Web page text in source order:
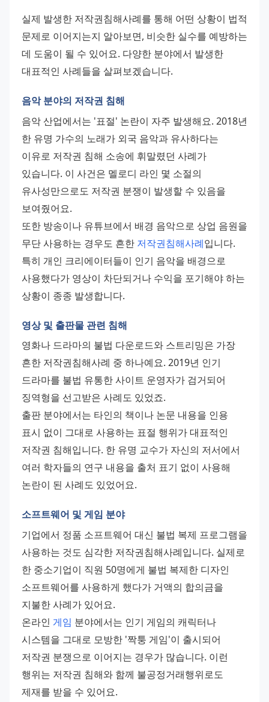
실제 발생한 저작권침해사례를 통해 어떤 상황이 법적
문제로 이어지는지 알아보면, 비슷한 실수를 예방하는
데 도움이 될 수 있어요. 다양한 분야에서 발생한
대표적인 사례들을 살펴보겠습니다.
음악 분야의 저작권 침해
음악 산업에서는 '표절' 논란이 자주 발생해요. 2018년
한 유명 가수의 노래가 외국 음악과 유사하다는
이유로 저작권 침해 소송에 휘말렸던 사례가
있습니다. 이 사건은 멜로디 라인 몇 소절의
유사성만으로도 저작권 분쟁이 발생할 수 있음을
보여줬어요.
또한 방송이나 유튜브에서 배경 음악으로 상업 음원을
무단 사용하는 경우도 흔한 저작권침해사례입니다.
특히 개인 크리에이터들이 인기 음악을 배경으로
사용했다가 영상이 차단되거나 수익을 포기해야 하는
상황이 종종 발생합니다.
영상 및 출판물 관련 침해
영화나 드라마의 불법 다운로드와 스트리밍은 가장
흔한 저작권침해사례 중 하나예요. 2019년 인기
드라마를 불법 유통한 사이트 운영자가 검거되어
징역형을 선고받은 사례도 있었죠.
출판 분야에서는 타인의 책이나 논문 내용을 인용
표시 없이 그대로 사용하는 표절 행위가 대표적인
저작권 침해입니다. 한 유명 교수가 자신의 저서에서
여러 학자들의 연구 내용을 출처 표기 없이 사용해
논란이 된 사례도 있었어요.
소프트웨어 및 게임 분야
기업에서 정품 소프트웨어 대신 불법 복제 프로그램을
사용하는 것도 심각한 저작권침해사례입니다. 실제로
한 중소기업이 직원 50명에게 불법 복제한 디자인
소프트웨어를 사용하게 했다가 거액의 합의금을
지불한 사례가 있어요.
온라인 게임 분야에서는 인기 게임의 캐릭터나
시스템을 그대로 모방한 '짝퉁 게임'이 출시되어
저작권 분쟁으로 이어지는 경우가 많습니다. 이런
행위는 저작권 침해와 함께 불공정거래행위로도
제재를 받을 수 있어요.